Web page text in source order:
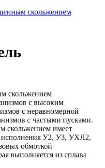
скольжением
скольжением
с высоким
с неравномерной
с частыми пусками.
скольжением имеет
исполнения У2, У3, УХЛ2,
обмоткой
выполняется из сплава